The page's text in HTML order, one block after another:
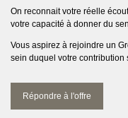
On reconnait votre réelle
votre capacité à donner du
Vous aspirez à rejoindre un
sein duquel votre contribution
Répondre à l'offre